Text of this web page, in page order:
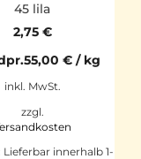
45 lila
2,75 €
55,00 €/ kg
inkl. MwSt.
zzgl.
Lieferbar innerhalb 1-